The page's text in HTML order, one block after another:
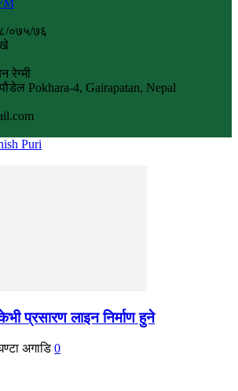
०७५/७६
रेग्मी
Pokhara-4, Gairapatan, Nepal
Puri
प्रसारण लाइन निर्माण हुने
अगाडि 0